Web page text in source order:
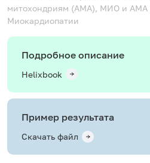
митохондриям (AMA), МИО и АМА
Миокардиопатии
Подробное описание
Helixbook
Пример результата
Скачать файл